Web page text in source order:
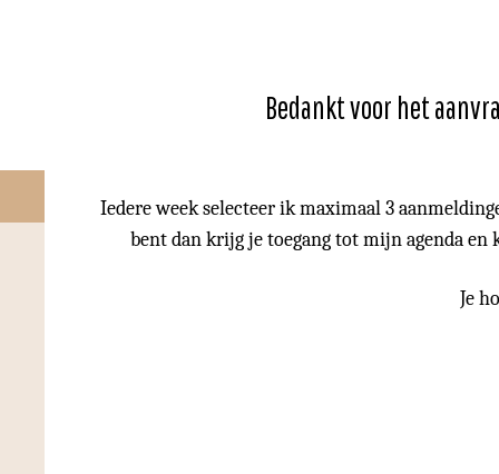
Bedankt voor het
Iedere week selecteer ik maximaal 3
bent dan krijg je toegang tot mijn agenda
Je